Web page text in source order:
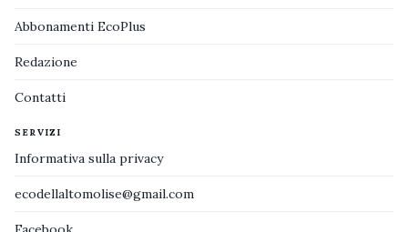
Abbonamenti EcoPlus
Redazione
Contatti
SERVIZI
Informativa sulla privacy
ecodellaltomolise@gmail.com